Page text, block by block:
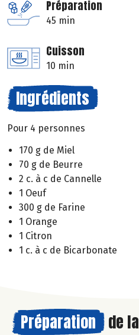
Préparation
45 min
Cuisson
10 min
Ingrédients
Pour 4 personnes
170 g de Miel
70 g de Beurre
2 c. à c de Cannelle
1 Oeuf
300 g de Farine
1 Orange
1 Citron
1 c. à c de Bicarbonate
Préparation de la